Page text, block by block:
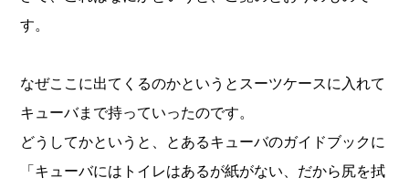
す。
なぜここに出てくるのかというとスーツケースに入れて
キューバまで持っていったのです。
どうしてかというと、とあるキューバのガイドブックに
「キューバにはトイレはあるが紙がない、だから尻を拭